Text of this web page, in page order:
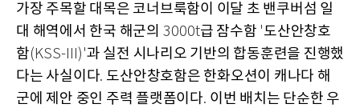
가장 주목할 대목은 코너브룩함이 이달 초 밴쿠버섬 일
대 해역에서 한국 해군의 3000t급 잠수함 '도산안창호
함(KSS-III)'과 실전 시나리오 기반의 합동훈련을 진행했
다는 사실이다. 도산안창호함은 한화오션이 캐나다 해
군에 제안 중인 주력 플랫폼이다. 이번 배치는 단순한 우